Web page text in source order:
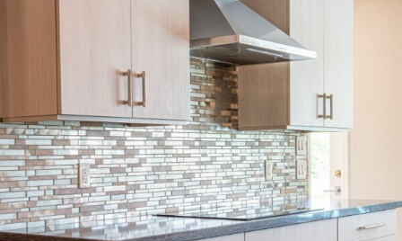
Jak zaplanować kuchnię łatwą w utrzymaniu czystości?